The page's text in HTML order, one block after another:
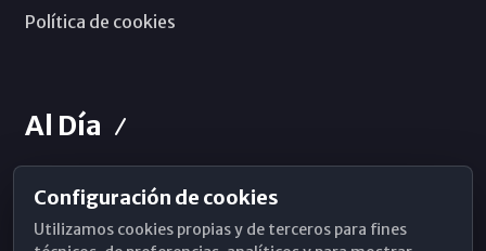
Política de cookies
Al Día
Horarios de Misa
Hemeroteca
Configuración de cookies
Utilizamos cookies propias y de terceros para fines